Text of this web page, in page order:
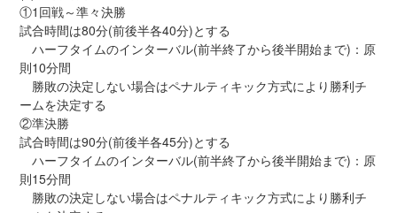
①1回戦～準々決勝
試合時間は80分(前後半各40分)とする
ハーフタイムのインターバル(前半終了から後半開始まで)：原
則10分間
勝敗の決定しない場合はペナルティキック方式により勝利チ
ームを決定する
②準決勝
試合時間は90分(前後半各45分)とする
ハーフタイムのインターバル(前半終了から後半開始まで)：原
則15分間
勝敗の決定しない場合はペナルティキック方式により勝利チ